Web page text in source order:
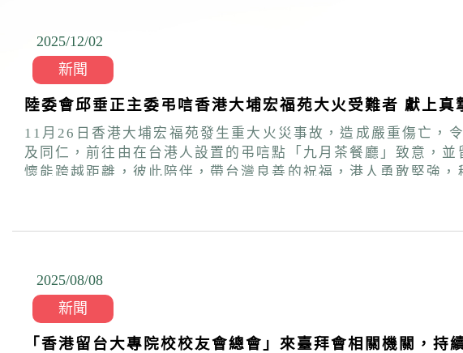
2025/12/02
新聞
陸委會邱垂正主委弔唁香港大埔宏福苑大火受難者 獻上真
11月26日香港大埔宏福苑發生重大火災事故，造成嚴重傷亡，
及同仁，前往由在台港人設置的弔唁點「九月茶餐廳」致意，
懷能跨越距離，彼此陪伴，帶台灣良善的祝福，港人勇敢堅強
能一同傳遞對香港的祈願與祝福，在台港人店家與社群自發設置
段艱難的日子裡，我們與香港朋友心靈牽繫，願逝者安息、傷
2025/08/08
新聞
「香港留台大專院校校友會總會」來臺拜會相關機關，持